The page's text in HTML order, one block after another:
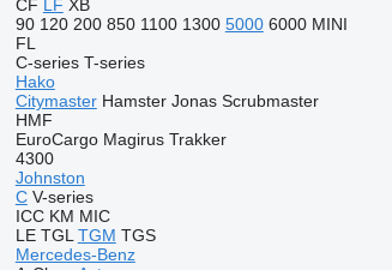
CF LF XB
90 120 200 850 1100 1300 5000 6000 MINI
FL
C-series T-series
Hako
Citymaster Hamster Jonas Scrubmaster
HMF
EuroCargo Magirus Trakker
4300
Johnston
C V-series
ICC KM MIC
LE TGL TGM TGS
Mercedes-Benz